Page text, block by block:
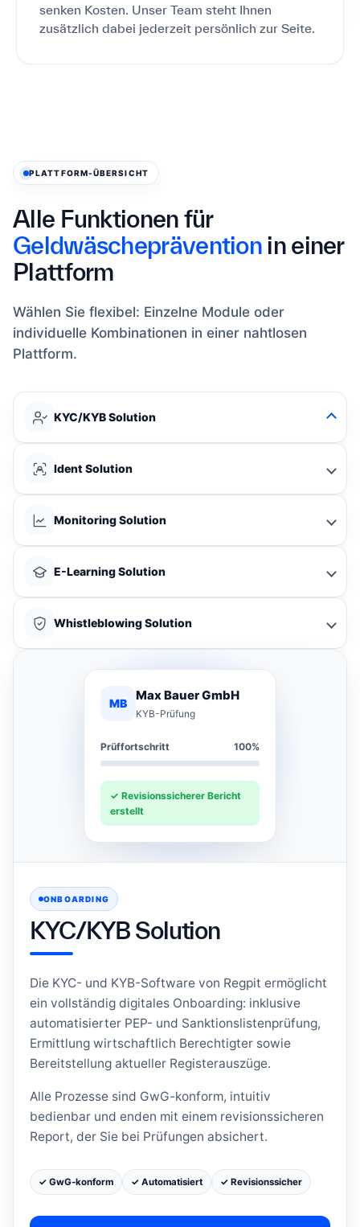
senken Kosten. Unser Team steht Ihnen
zusätzlich dabei jederzeit persönlich zur Seite.
PLATTFORM-ÜBERSICHT
Alle Funktionen für
Geldwäscheprävention in einer
Plattform
Wählen Sie flexibel: Einzelne Module oder
individuelle Kombinationen in einer nahtlosen
Plattform.
KYC/KYB Solution
Ident Solution
Monitoring Solution
E-Learning Solution
Whistleblowing Solution
MB
Max Bauer GmbH
KYB-Prüfung
Prüffortschritt 100%
✓ Revisionssicherer Bericht
erstellt
ONBOARDING
KYC/KYB Solution
Die KYC- und KYB-Software von Regpit ermöglicht
ein vollständig digitales Onboarding: inklusive
automatisierter PEP- und Sanktionslistenprüfung,
Ermittlung wirtschaftlich Berechtigter sowie
Bereitstellung aktueller Registerauszüge.
Alle Prozesse sind GwG-konform, intuitiv
bedienbar und enden mit einem revisionssicheren
Report, der Sie bei Prüfungen absichert.
✓ GwG-konform ✓ Automatisiert ✓ Revisionssicher